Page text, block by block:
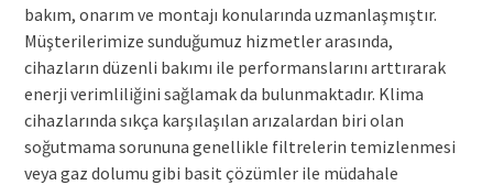
bakım, onarım ve montajı konularında uzmanlaşmıştır.
Müşterilerimize sunduğumuz hizmetler arasında,
cihazların düzenli bakımı ile performanslarını arttırarak
enerji verimliliğini sağlamak da bulunmaktadır. Klima
cihazlarında sıkça karşılaşılan arızalardan biri olan
soğutmama sorununa genellikle filtrelerin temizlenmesi
veya gaz dolumu gibi basit çözümler ile müdahale